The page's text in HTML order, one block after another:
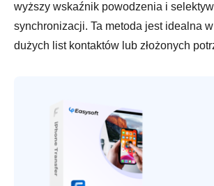
wyższy wskaźnik powodzenia i
synchronizacji. Ta metoda jest idealna
dużych list kontaktów lub złożonych